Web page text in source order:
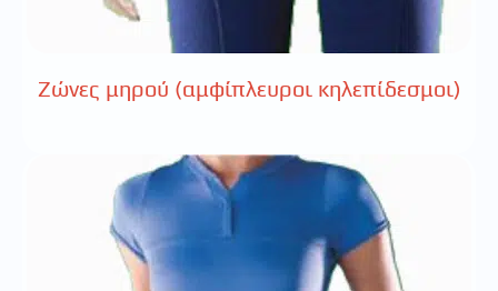
Ζώνες μηρού (αμφίπλευροι κηλεπίδεσμοι)